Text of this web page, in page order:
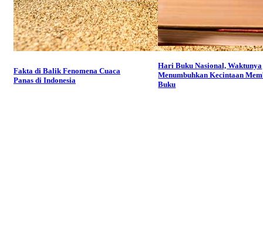
Fakta di Balik Fenomena Cuaca
Panas di Indonesia
Hari Buku Nasional, Waktunya
Menumbuhkan Kecintaan
Buku